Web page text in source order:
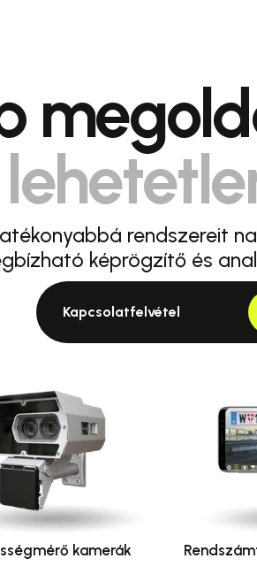
rendszereit
képrögzítő és
Kapcsolatfelvétel
kamerák